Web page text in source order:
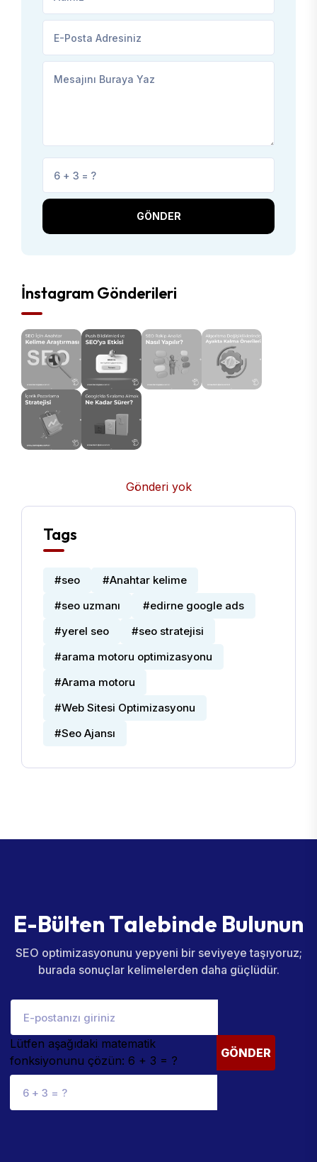
GÖNDER
İnstagram Gönderileri
Gönderi yok
Tags
#seo
#Anahtar kelime
#seo uzmanı
#edirne google ads
#yerel seo
#seo stratejisi
#arama motoru optimizasyonu
#Arama motoru
#Web Sitesi Optimizasyonu
#Seo Ajansı
E-Bülten Talebinde Bulunun
SEO optimizasyonunu yepyeni bir seviyeye taşıyoruz;
burada sonuçlar kelimelerden daha güçlüdür.
Lütfen aşağıdaki matematik
fonksiyonunu çözün: 6 + 3 = ?
GÖNDER